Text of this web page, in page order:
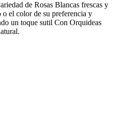
de Rosas Blancas frescas y
o el color de su preferencia y
un toque sutil Con Orquideas